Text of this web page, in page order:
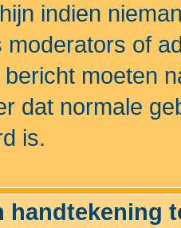
indien
moderators of
moeten
dat normale
is.
handtekening